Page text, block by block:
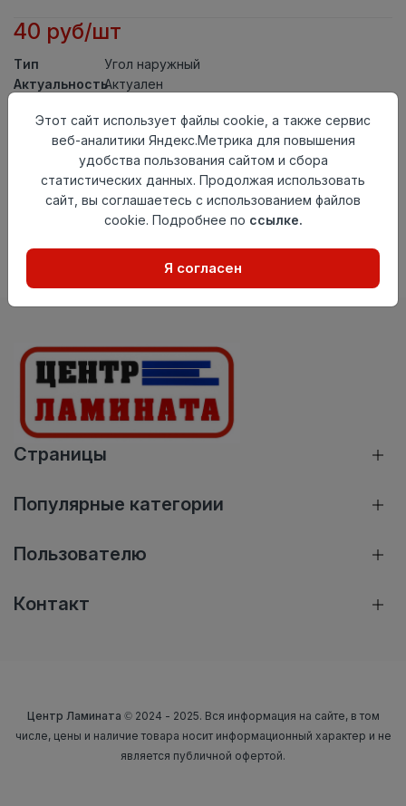
40 руб/шт
Тип
Угол наружный
АктуальностьАктуален
Осталось234 шт
Добавить в корзину
Внимание! Внешний вид товара может отличаться от
представленного на настоящем сайте. Проверяйте
в момент приобретения товара.
Страницы
Популярные категории
Пользователю
Контакт
Центр Ламината © 2024 - 2025. Вся информация на сайте, в том
числе, цены и наличие товара носит информационный характер и не
является публичной офертой.
Этот сайт использует файлы cookie, а также сервис
веб-аналитики Яндекс.Метрика для повышения
удобства пользования сайтом и сбора
статистических данных. Продолжая использовать
сайт, вы соглашаетесь с использованием файлов
cookie. Подробнее по ссылке.
Я согласен